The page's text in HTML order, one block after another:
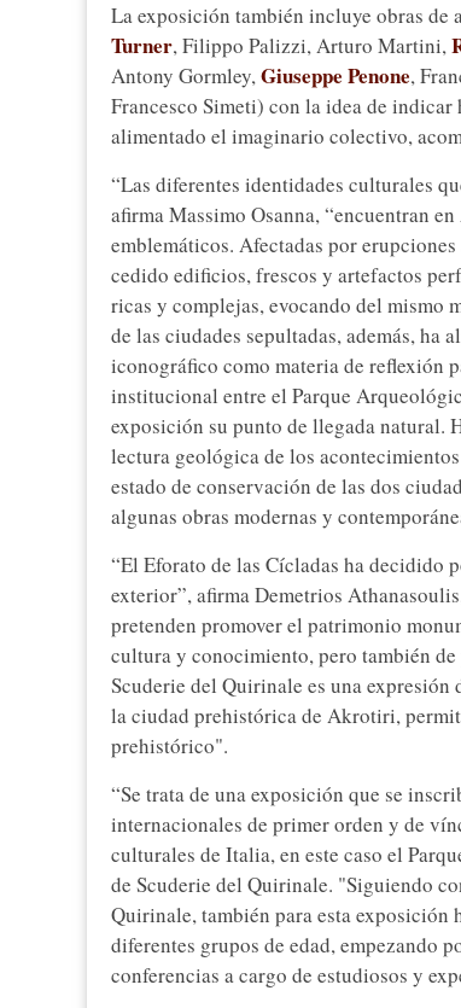
La exposición también incluye obras de
Turner, Filippo Palizzi, Arturo Martini,
Antony Gormley,Giuseppe Penone,
Francesco Simeti) con la idea de
alimentado el imaginario colectivo,
“Las diferentes identidades culturales
afirma Massimo Osanna, “encuentran
emblemáticos. Afectadas por
cedido edificios, frescos y artefactos
ricas y complejas, evocando del mismo
de las ciudades sepultadas, además,
iconográfico como materia de reflexión
institucional entre el Parque
exposición su punto de llegada natural.
lectura geológica de los
estado de conservación de las dos
algunas obras modernas y
“El Eforato de las Cícladas ha decidido
exterior”, afirma Demetrios
pretenden promover el patrimonio
cultura y conocimiento, pero también
Scuderie del Quirinale es una expresión
la ciudad prehistórica de Akrotiri,
prehistórico".
“Se trata de una exposición que se
internacionales de primer orden y de
culturales de Italia, en este caso el
de Scuderie del Quirinale. "Siguiendo
Quirinale, también para esta exposición
diferentes grupos de edad, empezando
conferencias a cargo de estudiosos y